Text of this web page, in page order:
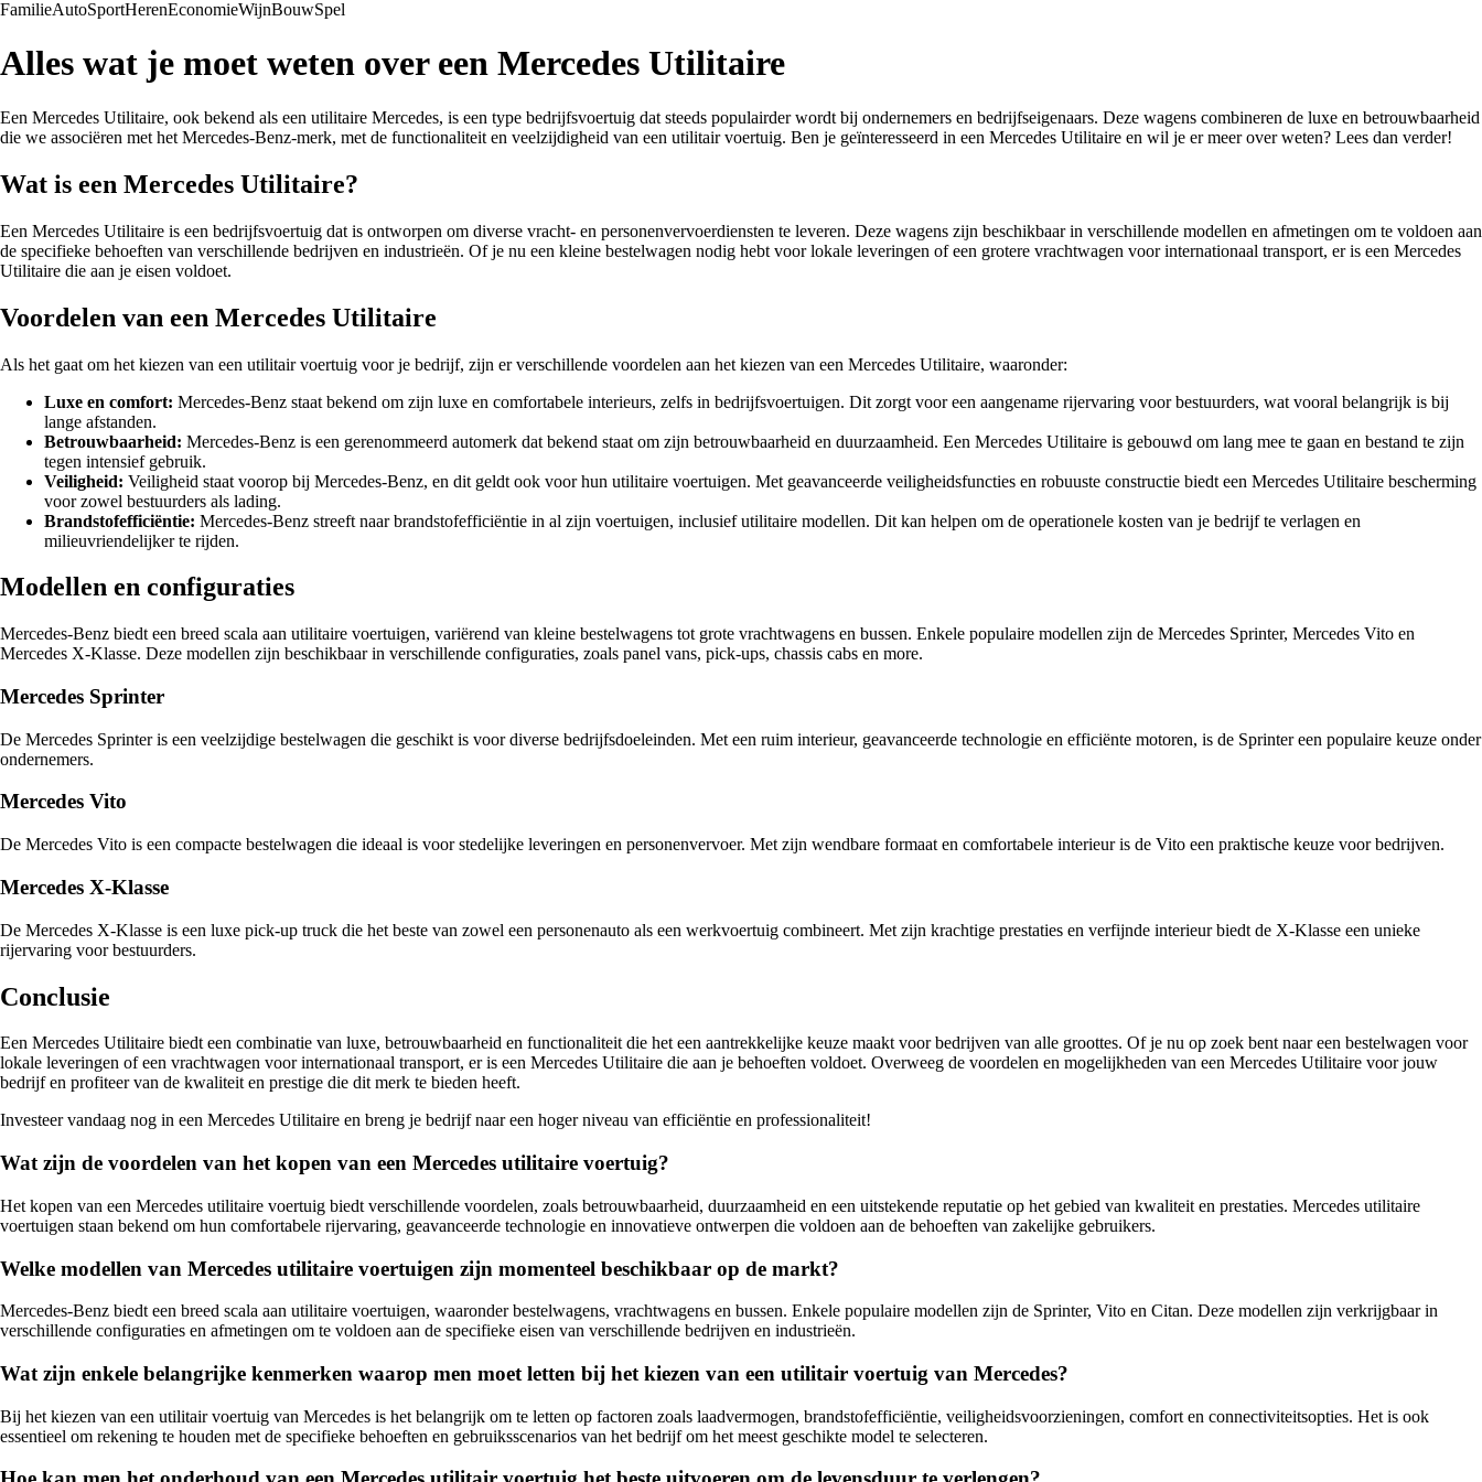
FamilieAutoSportHerenEconomieWijnBouwSpel
Alles wat je moet weten over een Mercedes Utilitaire
Een Mercedes Utilitaire, ook bekend als een utilitaire Mercedes, is een type bedrijfsvoertuig dat steeds populairder wordt bij ondernemers en bedrijfseigenaars. Deze wagens combineren de luxe en betrouwbaarheid
die we associëren met het Mercedes-Benz-merk, met de functionaliteit en veelzijdigheid van een utilitair voertuig. Ben je geïnteresseerd in een Mercedes Utilitaire en wil je er meer over weten? Lees dan verder!
Wat is een Mercedes Utilitaire?
Een Mercedes Utilitaire is een bedrijfsvoertuig dat is ontworpen om diverse vracht- en personenvervoerdiensten te leveren. Deze wagens zijn beschikbaar in verschillende modellen en afmetingen om te voldoen aan
de specifieke behoeften van verschillende bedrijven en industrieën. Of je nu een kleine bestelwagen nodig hebt voor lokale leveringen of een grotere vrachtwagen voor internationaal transport, er is een Mercedes
Utilitaire die aan je eisen voldoet.
Voordelen van een Mercedes Utilitaire
Als het gaat om het kiezen van een utilitair voertuig voor je bedrijf, zijn er verschillende voordelen aan het kiezen van een Mercedes Utilitaire, waaronder:
Luxe en comfort: Mercedes-Benz staat bekend om zijn luxe en comfortabele interieurs, zelfs in bedrijfsvoertuigen. Dit zorgt voor een aangename rijervaring voor bestuurders, wat vooral belangrijk is bij
lange afstanden.
Betrouwbaarheid: Mercedes-Benz is een gerenommeerd automerk dat bekend staat om zijn betrouwbaarheid en duurzaamheid. Een Mercedes Utilitaire is gebouwd om lang mee te gaan en bestand te zijn
tegen intensief gebruik.
Veiligheid: Veiligheid staat voorop bij Mercedes-Benz, en dit geldt ook voor hun utilitaire voertuigen. Met geavanceerde veiligheidsfuncties en robuuste constructie biedt een Mercedes Utilitaire bescherming
voor zowel bestuurders als lading.
Brandstofefficiëntie: Mercedes-Benz streeft naar brandstofefficiëntie in al zijn voertuigen, inclusief utilitaire modellen. Dit kan helpen om de operationele kosten van je bedrijf te verlagen en
milieuvriendelijker te rijden.
Modellen en configuraties
Mercedes-Benz biedt een breed scala aan utilitaire voertuigen, variërend van kleine bestelwagens tot grote vrachtwagens en bussen. Enkele populaire modellen zijn de Mercedes Sprinter, Mercedes Vito en
Mercedes X-Klasse. Deze modellen zijn beschikbaar in verschillende configuraties, zoals panel vans, pick-ups, chassis cabs en more.
Mercedes Sprinter
De Mercedes Sprinter is een veelzijdige bestelwagen die geschikt is voor diverse bedrijfsdoeleinden. Met een ruim interieur, geavanceerde technologie en efficiënte motoren, is de Sprinter een populaire keuze onder
ondernemers.
Mercedes Vito
De Mercedes Vito is een compacte bestelwagen die ideaal is voor stedelijke leveringen en personenvervoer. Met zijn wendbare formaat en comfortabele interieur is de Vito een praktische keuze voor bedrijven.
Mercedes X-Klasse
De Mercedes X-Klasse is een luxe pick-up truck die het beste van zowel een personenauto als een werkvoertuig combineert. Met zijn krachtige prestaties en verfijnde interieur biedt de X-Klasse een unieke
rijervaring voor bestuurders.
Conclusie
Een Mercedes Utilitaire biedt een combinatie van luxe, betrouwbaarheid en functionaliteit die het een aantrekkelijke keuze maakt voor bedrijven van alle groottes. Of je nu op zoek bent naar een bestelwagen voor
lokale leveringen of een vrachtwagen voor internationaal transport, er is een Mercedes Utilitaire die aan je behoeften voldoet. Overweeg de voordelen en mogelijkheden van een Mercedes Utilitaire voor jouw
bedrijf en profiteer van de kwaliteit en prestige die dit merk te bieden heeft.
Investeer vandaag nog in een Mercedes Utilitaire en breng je bedrijf naar een hoger niveau van efficiëntie en professionaliteit!
Wat zijn de voordelen van het kopen van een Mercedes utilitaire voertuig?
Het kopen van een Mercedes utilitaire voertuig biedt verschillende voordelen, zoals betrouwbaarheid, duurzaamheid en een uitstekende reputatie op het gebied van kwaliteit en prestaties. Mercedes utilitaire
voertuigen staan bekend om hun comfortabele rijervaring, geavanceerde technologie en innovatieve ontwerpen die voldoen aan de behoeften van zakelijke gebruikers.
Welke modellen van Mercedes utilitaire voertuigen zijn momenteel beschikbaar op de markt?
Mercedes-Benz biedt een breed scala aan utilitaire voertuigen, waaronder bestelwagens, vrachtwagens en bussen. Enkele populaire modellen zijn de Sprinter, Vito en Citan. Deze modellen zijn verkrijgbaar in
verschillende configuraties en afmetingen om te voldoen aan de specifieke eisen van verschillende bedrijven en industrieën.
Wat zijn enkele belangrijke kenmerken waarop men moet letten bij het kiezen van een utilitair voertuig van Mercedes?
Bij het kiezen van een utilitair voertuig van Mercedes is het belangrijk om te letten op factoren zoals laadvermogen, brandstofefficiëntie, veiligheidsvoorzieningen, comfort en connectiviteitsopties. Het is ook
essentieel om rekening te houden met de specifieke behoeften en gebruiksscenarios van het bedrijf om het meest geschikte model te selecteren.